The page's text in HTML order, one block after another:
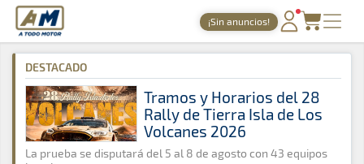
A Todo Motor · Revista del motor desde 1999
¡Sin anuncios!
PORTADA
TIEMPOS ONLINE
NOTICIAS
AGENDA
A Todo Motor » Galerías » 2011 » Galería Fotográfica Subida
DESTACADO
Tramos y Horarios del 28
Rally de Tierra Isla de Los
Volcanes 2026
La prueba se disputará del 5 al 8 de agosto con 43 equipos